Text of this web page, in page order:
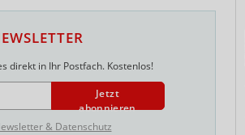
direkt in Ihr Postfach. Kostenlos!
Jetzt
abonnieren
& Datenschutz